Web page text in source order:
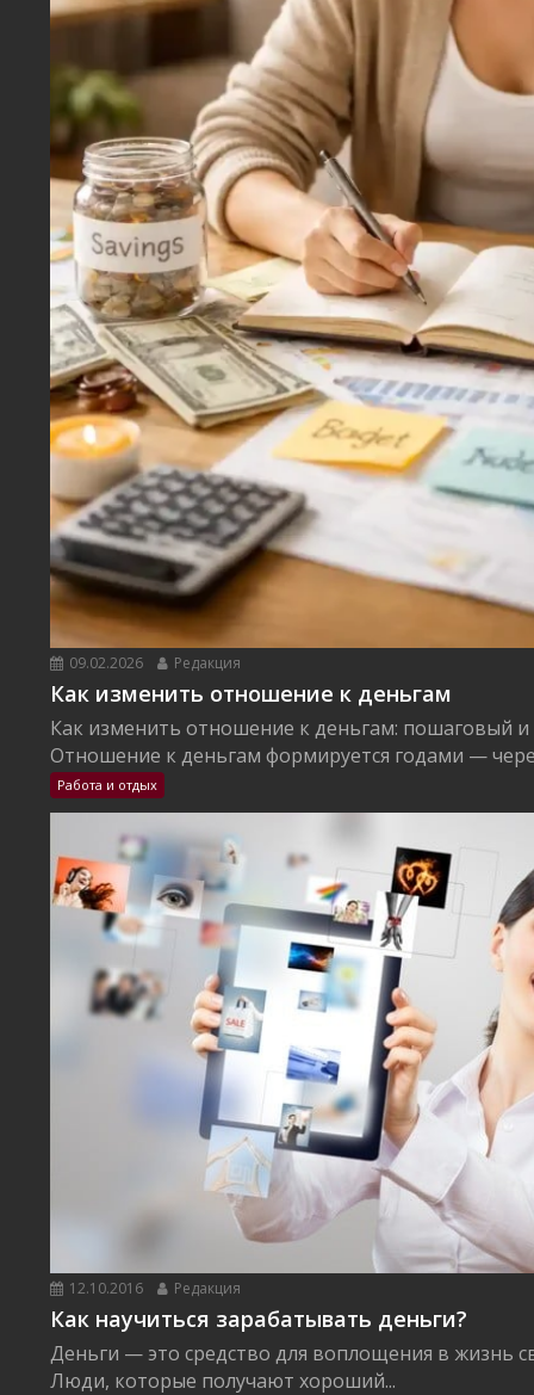
09.02.2026 Редакция
Как изменить отношение к деньгам
Как изменить отношение к деньгам: пошаговый
Отношение к деньгам формируется годами —
Работа и отдых
12.10.2016 Редакция
Как научиться зарабатывать деньги?
Деньги — это средство для воплощения в жизнь
Люди, которые получают хороший...